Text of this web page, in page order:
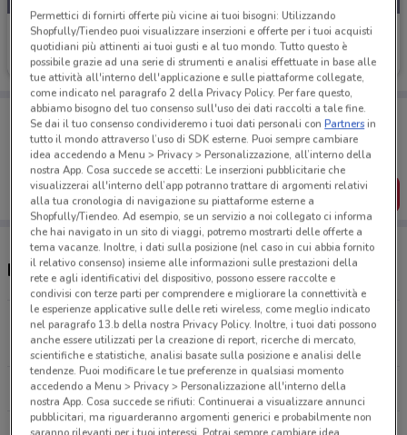
Motoabbigliamento
Scade il 10/11 24.3 km
Porta DoveConviene sempre con te!
Puoi trovare le migliori offerte dei negozi vicino a te,
salvarle e creare la tua lista del risparmio, comodamente
dal tuo cellulare.
SCARICA L’APP
Negozi Motoabbigliamento a Novara
Via Dante Alighieri, 110 Abbiategrasso
24.3 km
CHIUSO
Tutti i negozi Motoabbigliamento
Permettici di fornirti offerte più vicine ai tuoi bisogni: Utilizzando
Shopfully/Tiendeo puoi visualizzare inserzioni e offerte per i tuoi acquisti
quotidiani più attinenti ai tuoi gusti e al tuo mondo. Tutto questo è
possibile grazie ad una serie di strumenti e analisi effettuate in base alle
tue attività all'interno dell'applicazione e sulle piattaforme collegate,
come indicato nel paragrafo 2 della Privacy Policy. Per fare questo,
abbiamo bisogno del tuo consenso sull'uso dei dati raccolti a tale fine.
Se dai il tuo consenso condivideremo i tuoi dati personali conPartnersin
tutto il mondo attraverso l’uso di SDK esterne. Puoi sempre cambiare
idea accedendo a Menu > Privacy > Personalizzazione, all’interno della
nostra App. Cosa succede se accetti: Le inserzioni pubblicitarie che
visualizzerai all'interno dell’app potranno trattare di argomenti relativi
alla tua cronologia di navigazione su piattaforme esterne a
Shopfully/Tiendeo. Ad esempio, se un servizio a noi collegato ci informa
che hai navigato in un sito di viaggi, potremo mostrarti delle offerte a
tema vacanze. Inoltre, i dati sulla posizione (nel caso in cui abbia fornito
il relativo consenso) insieme alle informazioni sulle prestazioni della
rete e agli identificativi del dispositivo, possono essere raccolte e
condivisi con terze parti per comprendere e migliorare la connettività e
le esperienze applicative sulle delle reti wireless, come meglio indicato
nel paragrafo 13.b della nostra Privacy Policy. Inoltre, i tuoi dati possono
anche essere utilizzati per la creazione di report, ricerche di mercato,
scientifiche e statistiche, analisi basate sulla posizione e analisi delle
tendenze. Puoi modificare le tue preferenze in qualsiasi momento
accedendo a Menu > Privacy > Personalizzazione all'interno della
nostra App. Cosa succede se rifiuti: Continuerai a visualizzare annunci
pubblicitari, ma riguarderanno argomenti generici e probabilmente non